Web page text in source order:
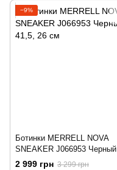
−9%
Ботинки MERRELL NOVA
SNEAKER J066953 Черный
2 999 грн 3 299 грн